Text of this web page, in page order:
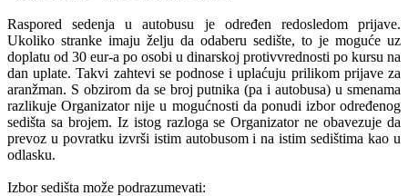
Raspored sedenja u autobusu je određen redosledom prijave.
Ukoliko stranke imaju želju da odaberu sedište, to je moguće uz
doplatu od 30 eur-a po osobi u dinarskoj protivvrednosti po kursu na
dan uplate. Takvi zahtevi se podnose i uplaćuju prilikom prijave za
aranžman. S obzirom da se broj putnika (pa i autobusa) u smenama
razlikuje Organizator nije u mogućnosti da ponudi izbor određenog
sedišta sa brojem. Iz istog razloga se Organizator ne obavezuje da
prevoz u povratku izvrši istim autobusom i na istim sedištima kao u
odlasku.
Izbor sedišta može podrazumevati: